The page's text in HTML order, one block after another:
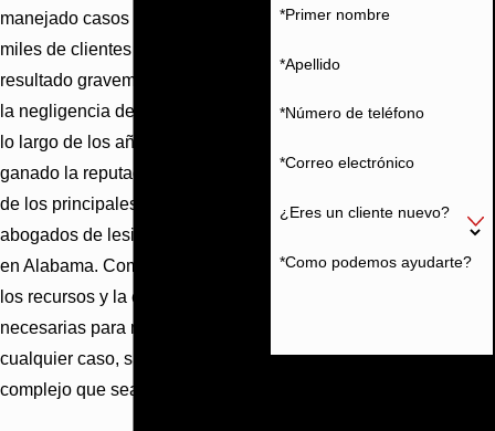
manejado casos en nombre de
miles de clientes que han
resultado gravemente heridos por
la negligencia de otra persona. A
lo largo de los años, nos hemos
ganado la reputación de ser uno
de los principales bufetes de
abogados de lesiones personales
en Alabama. Como tal, tenemos
los recursos y la experiencia
necesarias para manejar
cualquier caso, sin importar lo
complejo que sea.
*Primer nombre
*Apellido
*Número de teléfono
*Correo electrónico
¿Eres un cliente nuevo?
*Como podemos ayudarte?